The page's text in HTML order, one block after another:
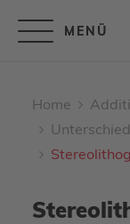
Home